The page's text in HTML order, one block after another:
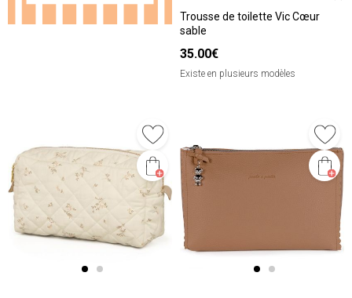
Trousse de toilette Vic Cœur
sable
35.00€
Existe en plusieurs modèles